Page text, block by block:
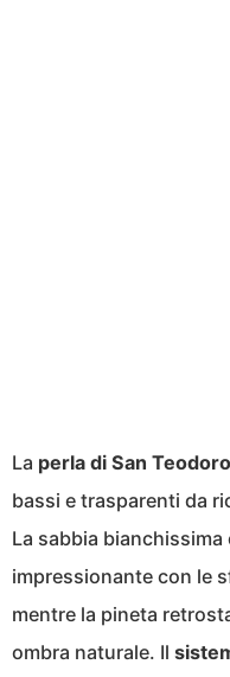
La perla di San Teodoro
bassi e trasparenti da
La sabbia
impressionante con le
mentre la pineta
ombra naturale. Il